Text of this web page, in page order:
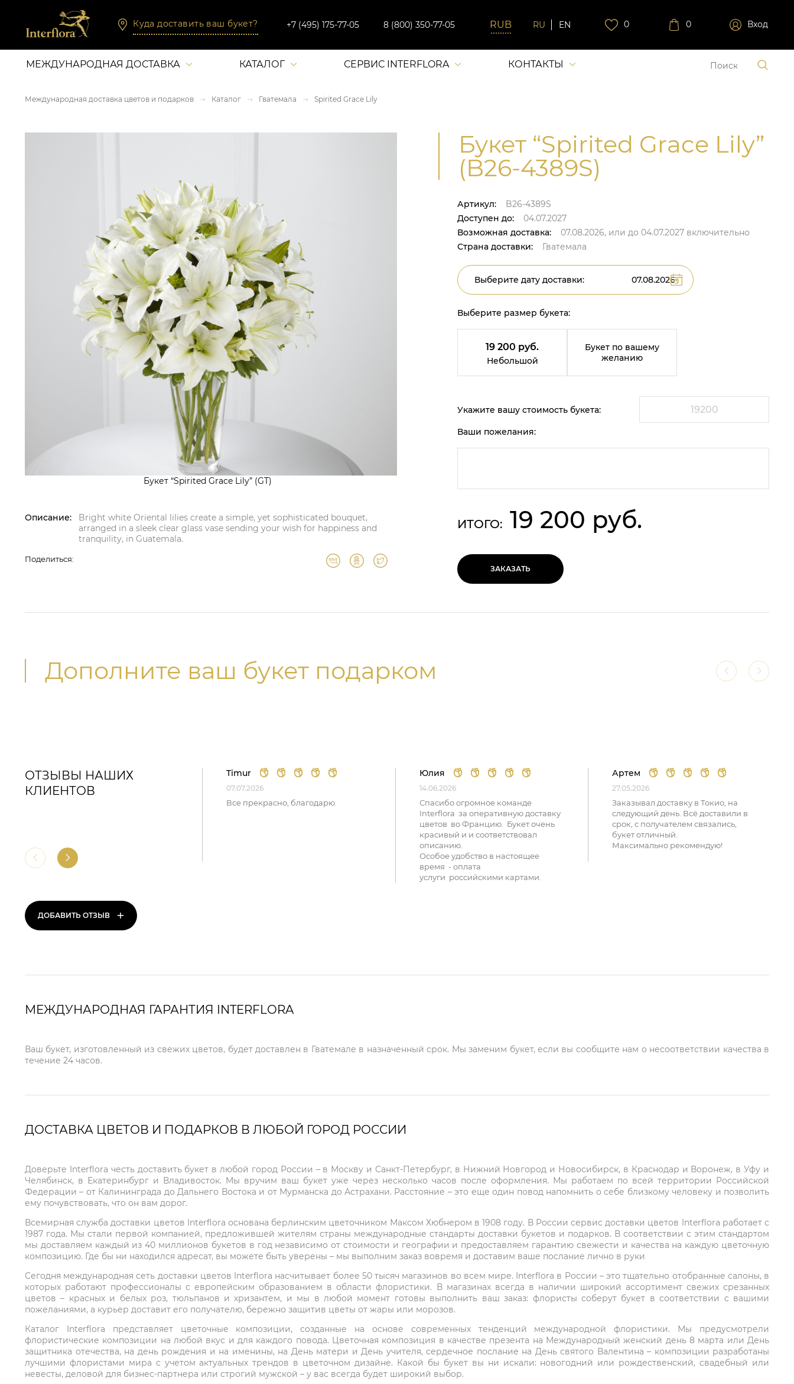
Куда доставить ваш букет? +7 (495) 175-77-05 8 (800) 350-77-05 RU EN 0 0 Вход
МЕЖДУНАРОДНАЯ ДОСТАВКА КАТАЛОГ СЕРВИС INTERFLORA КОНТАКТЫ
Международная доставка цветов и подарков Каталог Гватемала Spirited Grace Lily
Букет “Spirited Grace Lily” (GT)
Описание:
Bright white Oriental lilies create a simple, yet sophisticated bouquet,
arranged in a sleek clear glass vase sending your wish for happiness and
tranquility, in Guatemala.
Поделиться:
Букет “Spirited Grace Lily”
(B26-4389S)
Артикул:
B26-4389S
Доступен до:
04.07.2027
Возможная доставка:
07.08.2026, или до 04.07.2027 включительно
Страна доставки:
Гватемала
Выберите дату доставки:
Выберите размер букета:
19 200 руб.
Небольшой
Букет по вашему
желанию
Укажите вашу стоимость букета:
Ваши пожелания:
ИТОГО: 19 200 руб.
ЗАКАЗАТЬ
Дополните ваш букет подарком
ОТЗЫВЫ НАШИХ
КЛИЕНТОВ
ДОБАВИТЬ ОТЗЫВ +
Timur
07.07.2026
Все прекрасно, благодарю.
Юлия
14.06.2026
Спасибо огромное команде
Interflora за оперативную доставку
цветов во Францию. Букет очень
красивый и и соответствовал
описанию.
Особое удобство в настоящее
время - оплата
услуги российскими картами.
Артем
27.05.2026
Заказывал доставку в Токио, на
следующий день. Всё доставили в
срок, с получателем связались,
букет отличный.
Максимально рекомендую!
МЕЖДУНАРОДНАЯ ГАРАНТИЯ INTERFLORA
Ваш букет, изготовленный из свежих цветов, будет доставлен в Гватемале в назначенный срок. Мы заменим букет, если вы сообщите нам о несоответствии качества в
течение 24 часов.
ДОСТАВКА ЦВЕТОВ И ПОДАРКОВ В ЛЮБОЙ ГОРОД РОССИИ
Доверьте Interflora честь доставить букет в любой город России – в Москву и Санкт-Петербург, в Нижний Новгород и Новосибирск, в Краснодар и Воронеж, в Уфу и
Челябинск, в Екатеринбург и Владивосток. Мы вручим ваш букет уже через несколько часов после оформления. Мы работаем по всей территории Российской
Федерации – от Калининграда до Дальнего Востока и от Мурманска до Астрахани. Расстояние – это еще один повод напомнить о себе близкому человеку и позволить
ему почувствовать, что он вам дорог.
Всемирная служба доставки цветов Interflora основана берлинским цветочником Максом Хюбнером в 1908 году. В России сервис доставки цветов Interflora работает с
1987 года. Мы стали первой компанией, предложившей жителям страны международные стандарты доставки букетов и подарков. В соответствии с этим стандартом
мы доставляем каждый из 40 миллионов букетов в год независимо от стоимости и географии и предоставляем гарантию свежести и качества на каждую цветочную
композицию. Где бы ни находился адресат, вы можете быть уверены – мы выполним заказ вовремя и доставим ваше послание лично в руки
Сегодня международная сеть доставки цветов Interflora насчитывает более 50 тысяч магазинов во всем мире. Interflora в России – это тщательно отобранные салоны, в
которых работают профессионалы с европейским образованием в области флористики. В магазинах всегда в наличии широкий ассортимент свежих срезанных
цветов – красных и белых роз, тюльпанов и хризантем, и мы в любой момент готовы выполнить ваш заказ: флористы соберут букет в соответствии с вашими
пожеланиями, а курьер доставит его получателю, бережно защитив цветы от жары или морозов.
Каталог Interflora представляет цветочные композиции, созданные на основе современных тенденций международной флористики. Мы предусмотрели
флористические композиции на любой вкус и для каждого повода. Цветочная композиция в качестве презента на Международный женский день 8 марта или День
защитника отечества, на день рождения и на именины, на День матери и День учителя, сердечное послание на День святого Валентина – композиции разработаны
лучшими флористами мира с учетом актуальных трендов в цветочном дизайне. Какой бы букет вы ни искали: новогодний или рождественский, свадебный или
невесты, деловой для бизнес-партнера или строгий мужской – у вас всегда будет широкий выбор.